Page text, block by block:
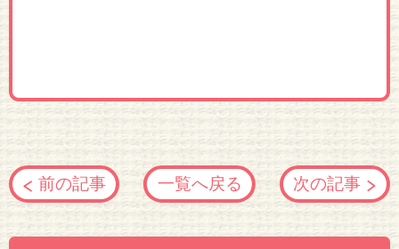
前の記事 一覧へ戻る 次の記事